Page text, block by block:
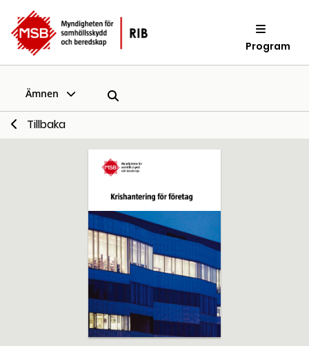
Program
Ämnen
Tillbaka